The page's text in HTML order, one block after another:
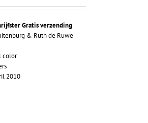
Gratis verzending
& Ruth de Ruwe
color
2010